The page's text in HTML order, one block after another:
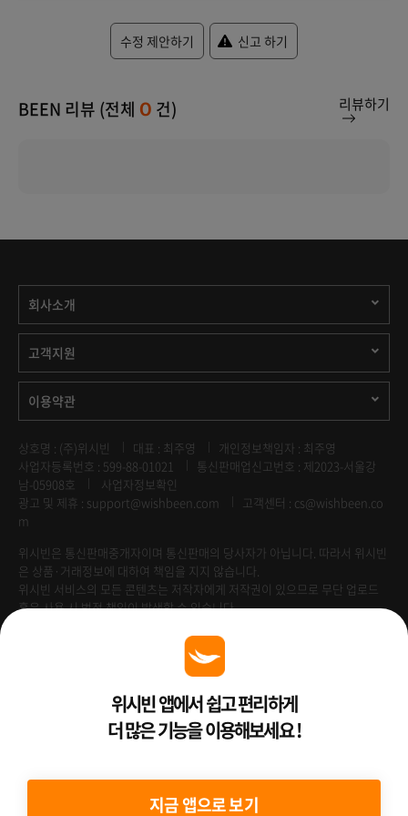
수정 제안하기 신고 하기
BEEN 리뷰 (전체 0 건) 리뷰하기
회사소개
고객지원
이용약관
상호명 : (주)위시빈 대표 : 최주영
개인정보책임자 : 최주영
사업자등록번호 : 599-88-01021
통신판매업신고번호 : 제2023-서울강
남-05908호
사업자정보확인
광고 및 제휴 : support@wishbeen.com
고객센터 : cs@wishbeen.co
m
위시빈은 통신판매중개자이며 통신판매의 당사자가 아닙니다. 따라서 위시빈
은 상품·거래정보에 대하여 책임을 지지 않습니다.
위시빈 서비스의 모든 콘텐츠는 저작자에게 저작권이 있으므로 무단 업로드
혹은 사용 시 법적 책임이 발생할 수 있습니다.
Venture Enterprise위시빈 앱에서 쉽고 편리하게
더 많은 기능을 이용해보세요 !
지금 앱으로 보기